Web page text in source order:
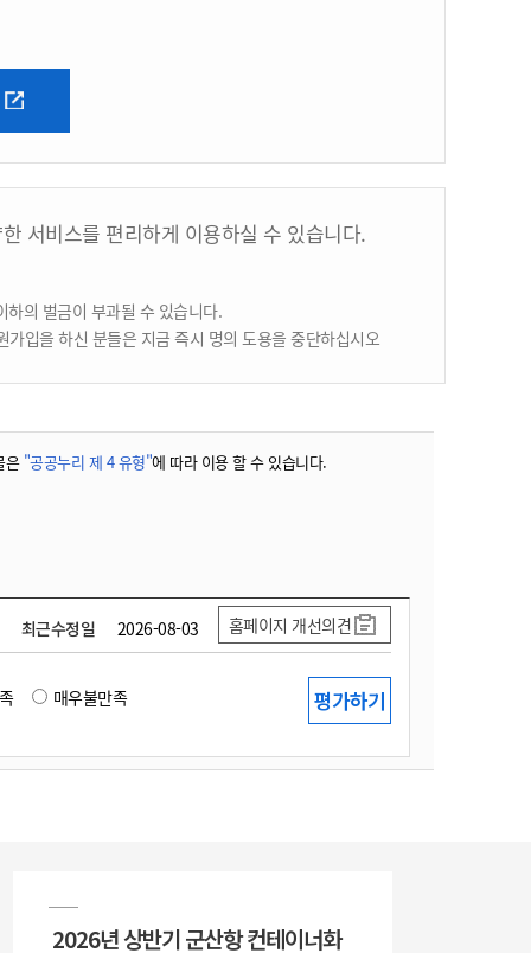
서비스를 편리하게 이용하실 수 있습니다.
의 벌금이 부과될 수 있습니다.
입을 하신 분들은 지금 즉시 명의 도용을 중단하십시오
은 "공공누리 제 4 유형"에 따라 이용 할 수 있습니다.
최근수정일 2026-08-03 홈페이지 개선의견
매우불만족
2026년 상반기 군산항 컨테이너화